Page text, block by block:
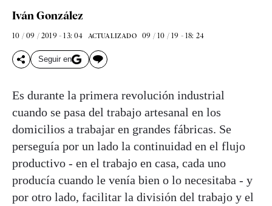
Iván González
10 / 09 / 2019 - 13: 04 ACTUALIZADO 09 / 10 / 19 - 18: 24
Seguir en
Es durante la primera revolución industrial
cuando se pasa del trabajo artesanal en los
domicilios a trabajar en grandes fábricas. Se
perseguía por un lado la continuidad en el flujo
productivo - en el trabajo en casa, cada uno
producía cuando le venía bien o lo necesitaba - y
por otro lado, facilitar la división del trabajo y el